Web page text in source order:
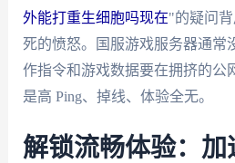
外能打重生细胞吗现在"的疑问
死的愤怒。国服游戏服务器通常
作指令和游戏数据要在拥挤的公
是高 Ping、掉线、体验全无。
解锁流畅体验：加